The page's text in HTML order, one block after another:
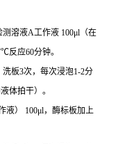
溶液A工作液 100μl（在
反应60分钟。
板3次，每次浸泡1-2分
体拍干）。
） 100μl，酶标板加上